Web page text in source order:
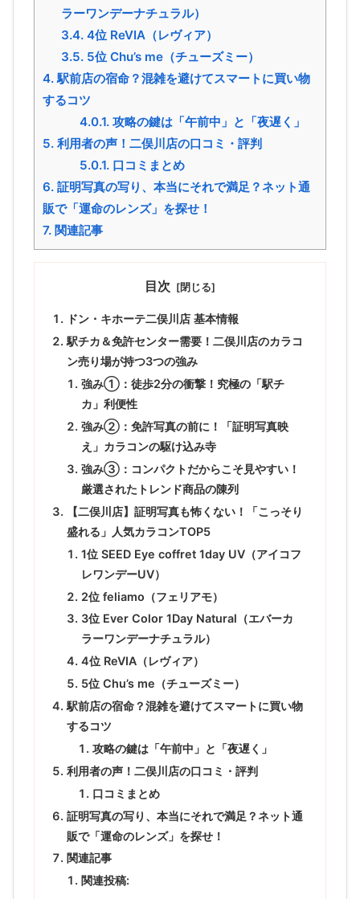
ラーワンデーナチュラル）
3.4.4位 ReVIA（レヴィア）
3.5.5位 Chu’s me（チューズミー）
4.駅前店の宿命？混雑を避けてスマートに買い物
するコツ
4.0.1.攻略の鍵は「午前中」と「夜遅く」
5. 利用者の声！二俣川店の口コミ・評判
5.0.1.口コミまとめ
6. 証明写真の写り、本当にそれで満足？ネット通
販で「運命のレンズ」を探せ！
7. 関連記事
目次
ドン・キホーテ二俣川店 基本情報
駅チカ＆免許センター需要！二俣川店のカラコ
ン売り場が持つ3つの強み
強み①：徒歩2分の衝撃！究極の「駅チ
カ」利便性
強み②：免許写真の前に！「証明写真映
え」カラコンの駆け込み寺
強み③：コンパクトだからこそ見やすい！
厳選されたトレンド商品の陳列
【二俣川店】証明写真も怖くない！「こっそり
盛れる」人気カラコンTOP5
1位 SEED Eye coffret 1day UV（アイコフ
レワンデーUV）
2位 feliamo（フェリアモ）
3位 Ever Color 1Day Natural（エバーカ
ラーワンデーナチュラル）
4位 ReVIA（レヴィア）
5位 Chu’s me（チューズミー）
駅前店の宿命？混雑を避けてスマートに買い物
するコツ
攻略の鍵は「午前中」と「夜遅く」
利用者の声！二俣川店の口コミ・評判
口コミまとめ
証明写真の写り、本当にそれで満足？ネット通
販で「運命のレンズ」を探せ！
関連記事
関連投稿: